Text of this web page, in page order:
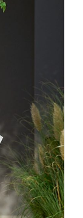
Aus